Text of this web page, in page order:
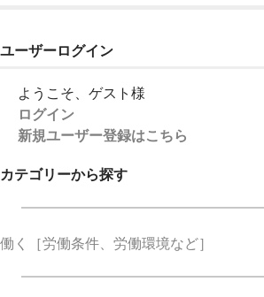
ユーザーログイン
ようこそ、ゲスト様
ログイン
新規ユーザー登録はこちら
カテゴリーから探す
働く ［労働条件、労働環境など］